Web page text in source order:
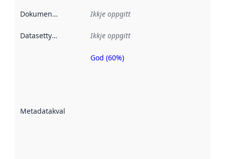
Dokumentasjon Ikkje oppgitt
Datasettype Ikkje oppgitt
Metadatakvalitet
Metadatakvalitet
God (60%)